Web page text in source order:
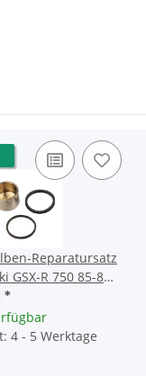
Reparatursatz
GSX-R 750 85-87
86-89
*
4 - 5 Werktage